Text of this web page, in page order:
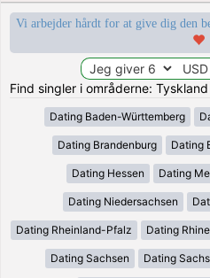
Vi arbejder hårdt for at give dig den
Find singler i områderne: Tyskland
Dating Baden-Württemberg
Dating Brandenburg Dating
Dating Hessen Dating
Dating Niedersachsen
Dating Rheinland-Pfalz Dating
Dating Sachsen Dating